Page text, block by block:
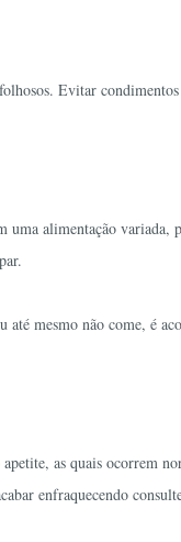
Evitar
uma alimentação
até mesmo não come, é
apetite, as quais ocorrem
enfraquecendo